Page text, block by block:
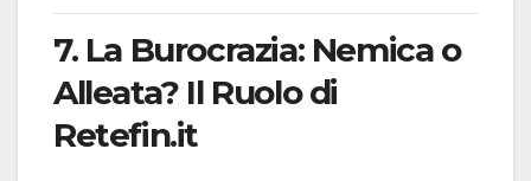
7. La Burocrazia: Nemica o
Alleata? Il Ruolo di
Retefin.it